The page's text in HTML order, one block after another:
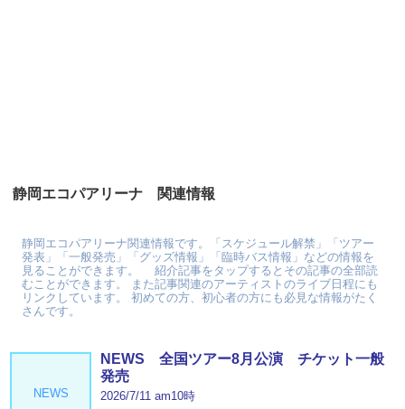
静岡エコパアリーナ 関連情報
静岡エコパアリーナ関連情報です。「スケジュール解禁」「ツアー
発表」「一般発売」「グッズ情報」「臨時バス情報」などの情報を
見ることができます。 紹介記事をタップするとその記事の全部読
むことができます。 また記事関連のアーティストのライブ日程にも
リンクしています。 初めての方、初心者の方にも必見な情報がたく
さんです。
NEWS
NEWS 全国ツアー8月公演 チケット一般
発売
2026/7/11 am10時